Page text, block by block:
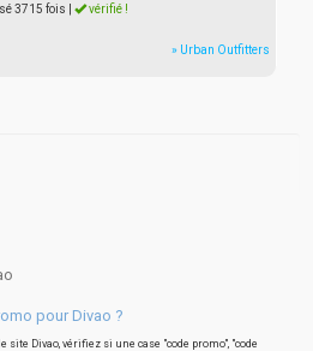
3715 fois vérifié !
» Urban Outfitters
pour Divao ?
Divao, vérifiez si une case "code promo", "code